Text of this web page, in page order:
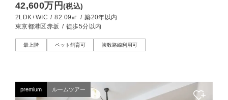
42,600万円(税込)
2LDK+WIC / 82.09㎡ / 築20年以内
東京都港区赤坂 / 徒歩5分以内
最上階 ペット飼育可 複数路線利用可
premium ルームツアー